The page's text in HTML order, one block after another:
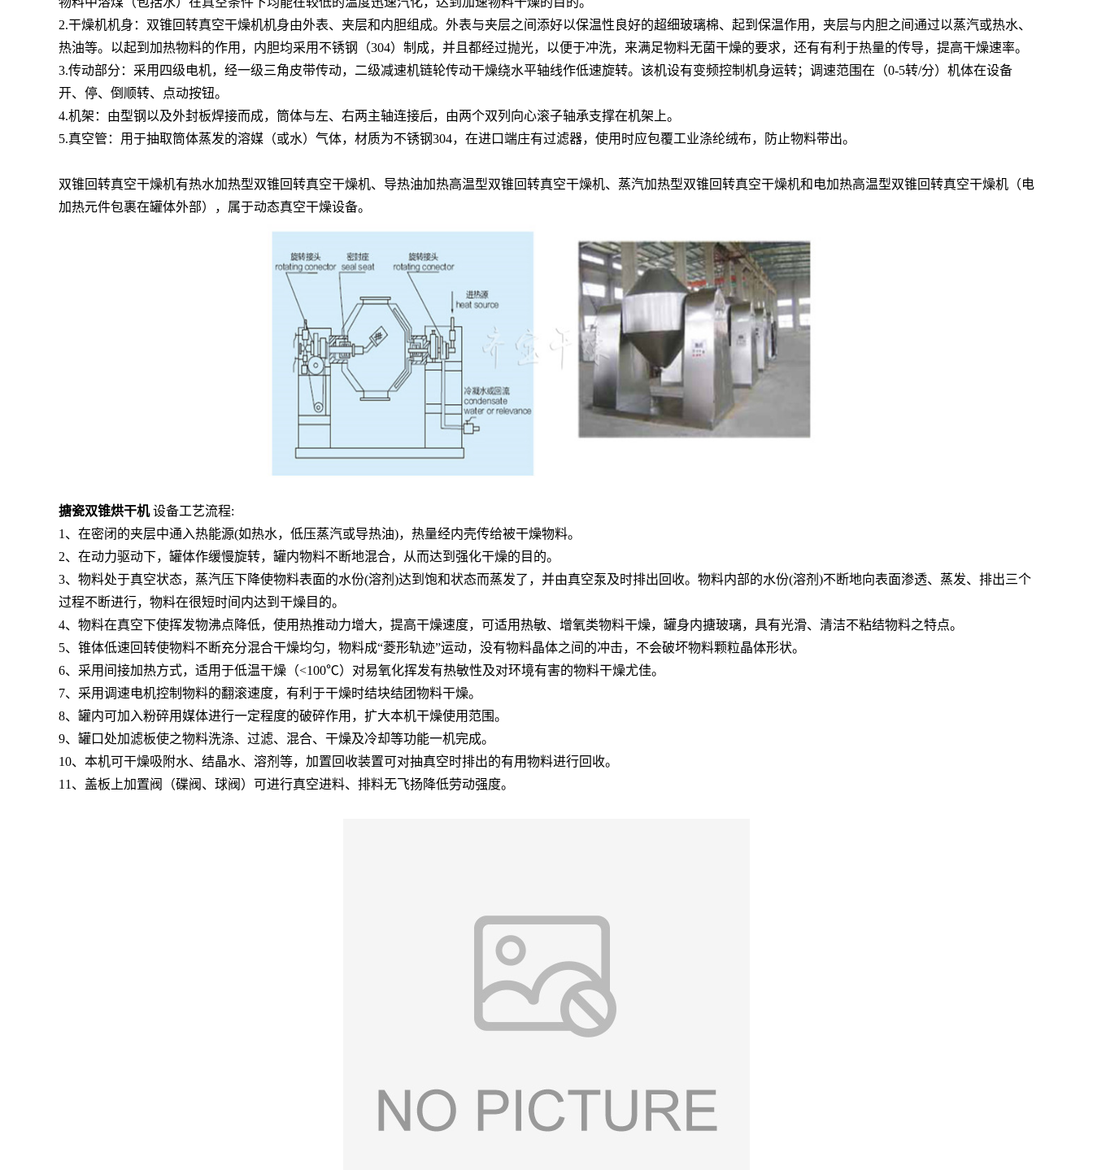
2.干燥机机身：双锥回转真空干燥机机身由外表、夹层和内胆组成。外表与夹层之间添好以保温性良好的超细玻璃棉、起到保温作用，夹层与内胆之间通过以蒸汽或热水、
热油等。以起到加热物料的作用，内胆均采用不锈钢（304）制成，并且都经过抛光，以便于冲洗，来满足物料无菌干燥的要求，还有有利于热量的传导，提高干燥速率。
3.传动部分：采用四级电机，经一级三角皮带传动，二级减速机链轮传动干燥绕水平轴线作低速旋转。该机设有变频控制机身运转；调速范围在（0-5转/分）机体在设备
开、停、倒顺转、点动按钮。
4.机架：由型钢以及外封板焊接而成，筒体与左、右两主轴连接后，由两个双列向心滚子轴承支撑在机架上。
5.真空管：用于抽取筒体蒸发的溶媒（或水）气体，材质为不锈钢304，在进口端庄有过滤器，使用时应包覆工业涤纶绒布，防止物料带出。
双锥回转真空干燥机有热水加热型双锥回转真空干燥机、导热油加热高温型双锥回转真空干燥机、蒸汽加热型双锥回转真空干燥机和电加热高温型双锥回转真空干燥机（电
加热元件包裹在罐体外部），属于动态真空干燥设备。
搪瓷双锥烘干机设备工艺流程:
1、在密闭的夹层中通入热能源(如热水，低压蒸汽或导热油)，热量经内壳传给被干燥物料。
2、在动力驱动下，罐体作缓慢旋转，罐内物料不断地混合，从而达到强化干燥的目的。
3、物料处于真空状态，蒸汽压下降使物料表面的水份(溶剂)达到饱和状态而蒸发了，并由真空泵及时排出回收。物料内部的水份(溶剂)不断地向表面渗透、蒸发、排出三个
过程不断进行，物料在很短时间内达到干燥目的。
4、物料在真空下使挥发物沸点降低，使用热推动力增大，提高干燥速度，可适用热敏、增氧类物料干燥，罐身内搪玻璃，具有光滑、清洁不粘结物料之特点。
5、锥体低速回转使物料不断充分混合干燥均匀，物料成“菱形轨迹”运动，没有物料晶体之间的冲击，不会破坏物料颗粒晶体形状。
6、采用间接加热方式，适用于低温干燥（<100℃）对易氧化挥发有热敏性及对环境有害的物料干燥尤佳。
7、采用调速电机控制物料的翻滚速度，有利于干燥时结块结团物料干燥。
8、罐内可加入粉碎用媒体进行一定程度的破碎作用，扩大本机干燥使用范围。
9、罐口处加滤板使之物料洗涤、过滤、混合、干燥及冷却等功能一机完成。
10、本机可干燥吸附水、结晶水、溶剂等，加置回收装置可对抽真空时排出的有用物料进行回收。
11、盖板上加置阀（碟阀、球阀）可进行真空进料、排料无飞扬降低劳动强度。